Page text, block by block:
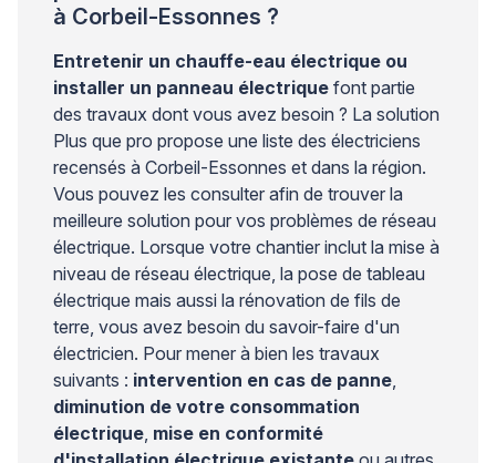
à Corbeil-Essonnes ?
Entretenir un chauffe-eau électrique ou
installer un panneau électrique font partie
des travaux dont vous avez besoin ? La solution
Plus que pro propose une liste des électriciens
recensés à Corbeil-Essonnes et dans la région.
Vous pouvez les consulter afin de trouver la
meilleure solution pour vos problèmes de réseau
électrique. Lorsque votre chantier inclut la mise à
niveau de réseau électrique, la pose de tableau
électrique mais aussi la rénovation de fils de
terre, vous avez besoin du savoir-faire d'un
électricien. Pour mener à bien les travaux
suivants : intervention en cas de panne,
diminution de votre consommation
électrique, mise en conformité